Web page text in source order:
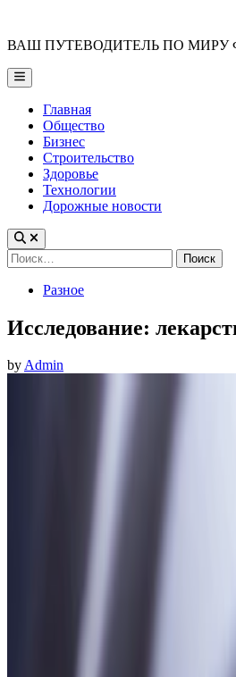
content
ВАШ ПУТЕВОДИТЕЛЬ ПО МИРУ
Main
Menu
Главная
Общество
Бизнес
Строительство
Здоровье
Технологии
Дорожные новости
Найти:
PostedРазное
Исследование:
byAdmin